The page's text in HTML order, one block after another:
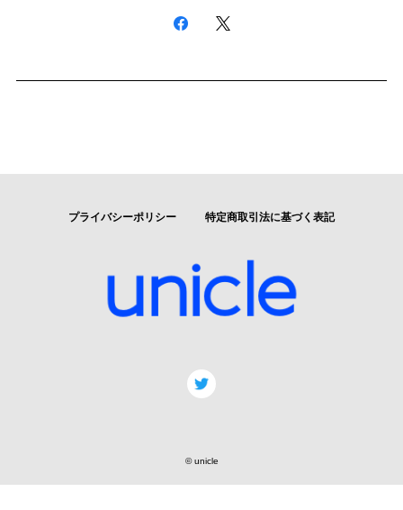
プライバシーポリシー 特定商取引法に基づく表記
© unicle